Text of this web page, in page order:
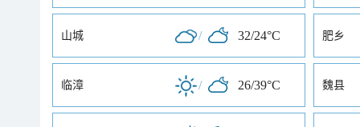
山城 / 32/24°C 肥乡
临漳 / 26/39°C 魏县